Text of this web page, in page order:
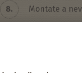
8. Montate a
Se vi piace,